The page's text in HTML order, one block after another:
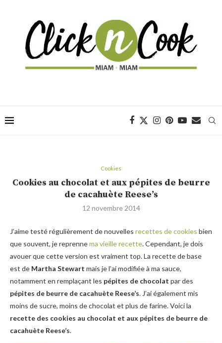
Cookies
Cookies au chocolat et aux pépites de beurre
de cacahuète Reese’s
12 novembre 2014
J’aime testé régulièrement de nouvelles recettes de cookies bien
que souvent, je reprennema vieille recette. Cependant, je dois
avouer que cette version est vraiment top. La recette de base
est de Martha Stewart mais je l’ai modifiée à ma sauce,
notamment en remplaçant les pépites de chocolat par des
pépites de beurre de cacahuète Reese’s. J’ai également mis
moins de sucre, moins de chocolat et plus de farine. Voici la
recette des cookies au chocolat et aux pépites de beurre de
cacahuète Reese’s.